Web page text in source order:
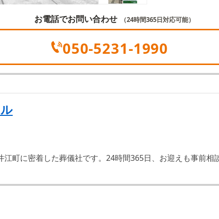
お電話でお問い合わせ （24時間365日対応可能）
050-5231-1990
町に密着した葬儀社です。24時間365日、お迎えも事前相